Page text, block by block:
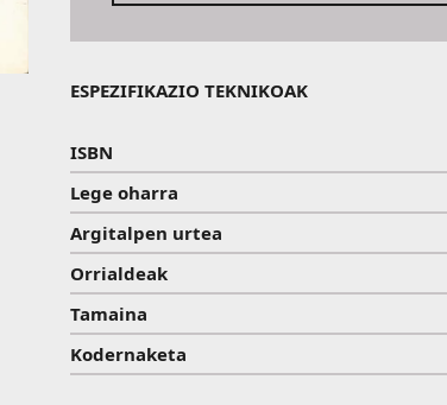
ESPEZIFIKAZIO TEKNIKOAK
ISBN
Lege oharra
Argitalpen urtea
Orrialdeak
Tamaina
Kodernaketa